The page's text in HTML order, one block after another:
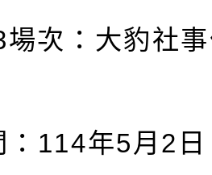
場次：大豹社
114年5月 2